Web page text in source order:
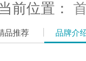
前位置：
品推荐 品牌介